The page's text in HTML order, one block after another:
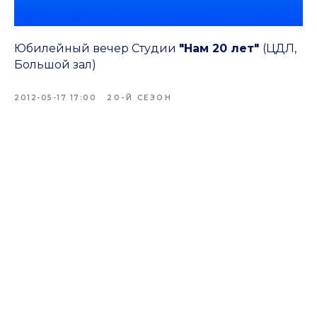
Юбилейный вечер Студии "Нам 20 лет" (ЦДЛ,
Большой зал)
2012-05-17 17:00 20-Й СЕЗОН